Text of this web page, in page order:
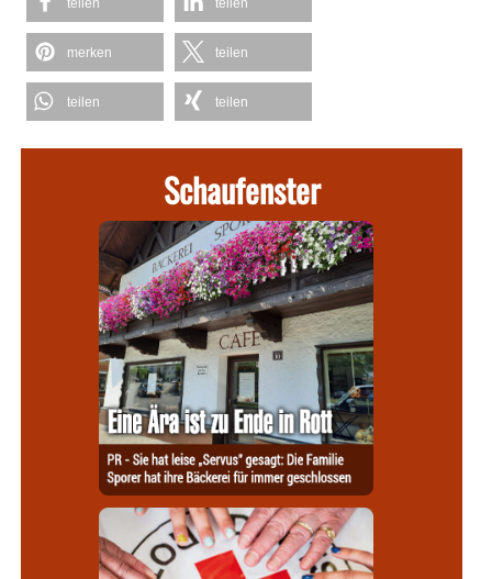
merken teilen
teilen teilen
Schaufenster